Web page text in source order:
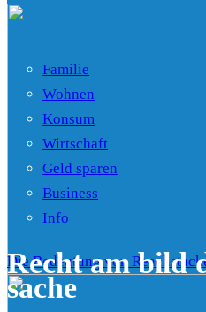
Die Bedeutung von
Familie
Wohnen
Konsum
Wirtschaft
Geld sparen
Business
Info
Recht am bild
sache